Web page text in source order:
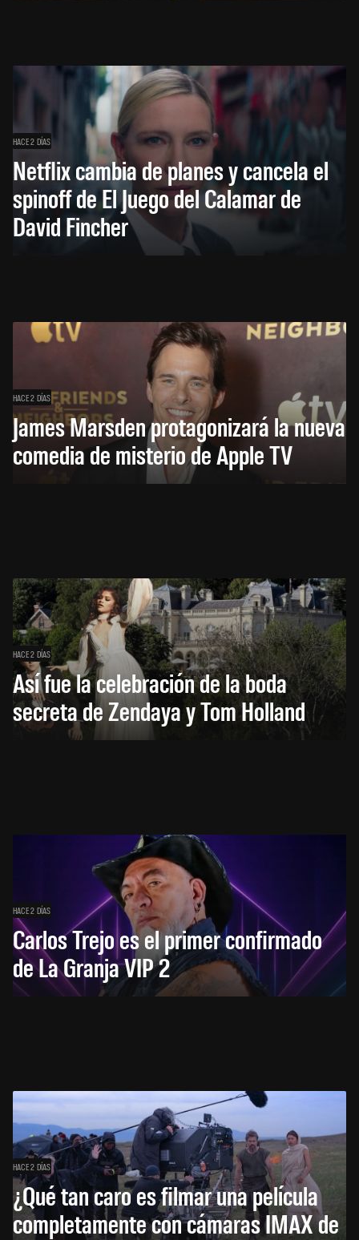
HACE 2 DÍAS
Netflix cambia de planes y cancela el
spinoff de El Juego del Calamar de
David Fincher
HACE 2 DÍAS
James Marsden protagonizará la nueva
comedia de misterio de Apple TV
HACE 2 DÍAS
Así fue la celebración de la boda
secreta de Zendaya y Tom Holland
HACE 2 DÍAS
Carlos Trejo es el primer confirmado
de La Granja VIP 2
HACE 2 DÍAS
¿Qué tan caro es filmar una película
completamente con cámaras IMAX de